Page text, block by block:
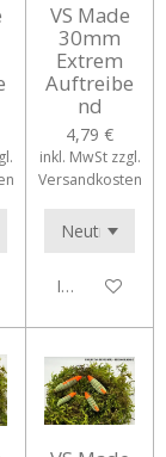
VS Made
30mm
Extrem
Auftreibe
nd
4,79 €
inkl. MwSt zzgl.
Versandkosten
In den